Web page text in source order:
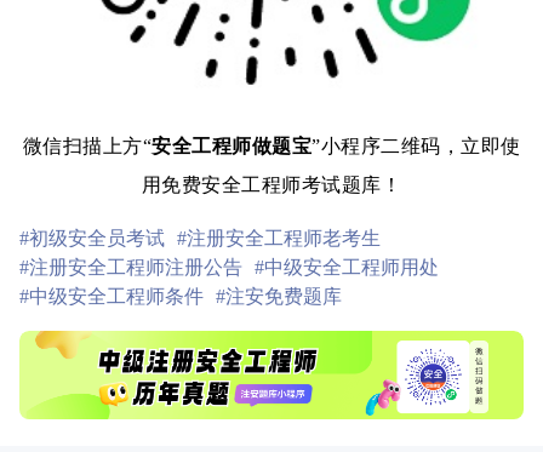
微信扫描上方“安全工程师做题宝”小程序二维码，立即使
用免费安全工程师考试题库！
#初级安全员考试 #注册安全工程师老考生
#注册安全工程师注册公告 #中级安全工程师用处
#中级安全工程师条件 #注安免费题库